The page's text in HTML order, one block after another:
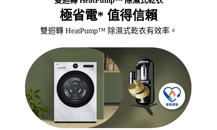
雙迴轉 HeatPump™ 除濕式乾衣
極省電* 值得信賴